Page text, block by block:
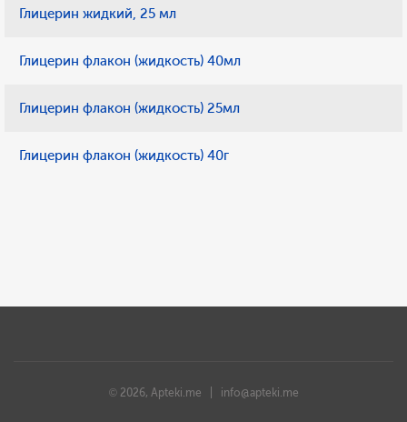
Глицерин жидкий, 25 мл
Глицерин флакон (жидкость) 40мл
Глицерин флакон (жидкость) 25мл
Глицерин флакон (жидкость) 40г
© 2026, Apteki.me | info@apteki.me